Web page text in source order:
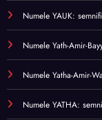
Numele YAUK:
Numele Yath-Amir-
Numele Yatha-Amir-
Numele YATHA: